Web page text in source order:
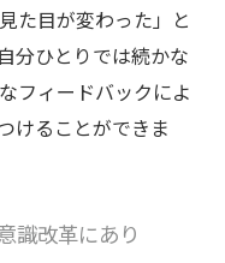
た目が変わった」と
分ひとりでは続かな
フィードバックによ
けることができま
識改革にあり